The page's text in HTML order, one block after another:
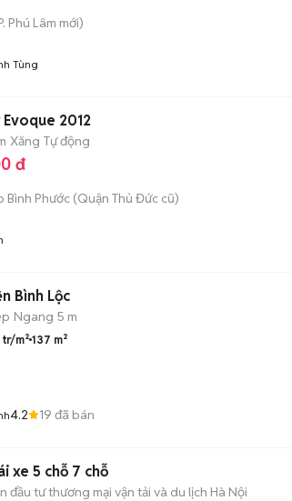
Phú Lâm mới)
Tùng
2012
Xăng Tự động
đ
Bình Phước (Quận Thủ Đức cũ)
Bình Lộc
Ngang 5 m
tr/m² 137 m²
4.2 19 đã bán
xe 5 chỗ 7 chỗ
đầu tư thương mại vận tải và du lịch Hà Nội